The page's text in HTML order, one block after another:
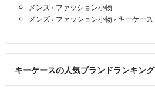
メンズ › ファッション小物
メンズ › ファッション小物 › キーケース
キーケースの人気ブランドランキング